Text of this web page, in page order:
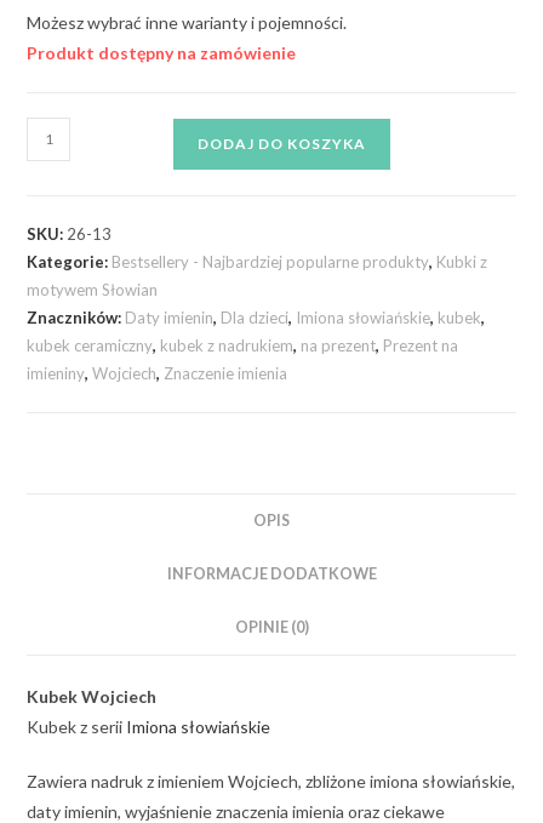
Możesz wybrać inne warianty i pojemności.
Produkt dostępny na zamówienie
DODAJ DO KOSZYKA
SKU: 26-13
Kategorie: Bestsellery - Najbardziej popularne produkty, Kubki z
motywem Słowian
Znaczników: Daty imienin, Dla dzieci, Imiona słowiańskie, kubek,
kubek ceramiczny, kubek z nadrukiem, na prezent, Prezent na
imieniny,Wojciech, Znaczenie imienia
OPIS
INFORMACJE DODATKOWE
OPINIE (0)
Kubek Wojciech
Kubek z serii Imiona słowiańskie
Zawiera nadruk z imieniem Wojciech, zbliżone imiona słowiańskie,
daty imienin, wyjaśnienie znaczenia imienia oraz ciekawe